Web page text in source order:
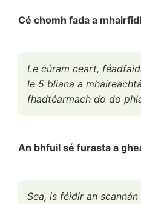
Cé chomh fada a
Le cúram ceart,
le 5 bliana a
fhadtéarmach do do
An bhfuil sé furasta a
Sea, is féidir an